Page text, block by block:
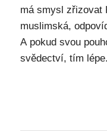
má smysl zřizovat
muslimská,
A pokud svou
svědectví, tím